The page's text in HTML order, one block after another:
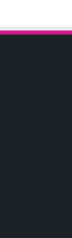
นสามารถสร้าง
จะจ่าย
เนียม